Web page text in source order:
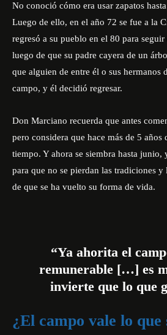
No conoció cómo era usar zapatos
Luego de ello, en el año 72 se fue a la
regresó a su pueblo en el 80 para
luego de que su padre cayera de un
que alguien de entre él o sus hermanos
campo, y él decidió regresar.
Don Marciano recuerda que antes
pero considera que hace más de 5 años
tiempo. Y ahora se siembra hasta
para que no se pierdan las tradiciones y
de que se ha vuelto su forma de vida.
“Ya ahorita el
remunerable […] es
invierte que lo que
¿El campo vale lo que